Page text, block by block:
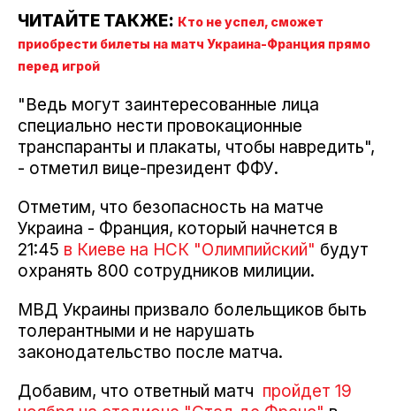
ЧИТАЙТЕ ТАКЖЕ: Кто не успел, сможет
приобрести билеты на матч Украина-Франция прямо
перед игрой
"Ведь могут заинтересованные лица
специально нести провокационные
транспаранты и плакаты, чтобы навредить",
- отметил вице-президент ФФУ.
Отметим, что безопасность на матче
Украина - Франция, который начнется в
21:45 в Киеве на НСК "Олимпийский" будут
охранять 800 сотрудников милиции.
МВД Украины призвало болельщиков быть
толерантными и не нарушать
законодательство после матча.
Добавим, что ответный матч пройдет 19